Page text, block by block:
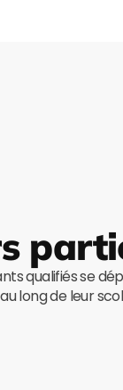
qualifiés se
long de leur